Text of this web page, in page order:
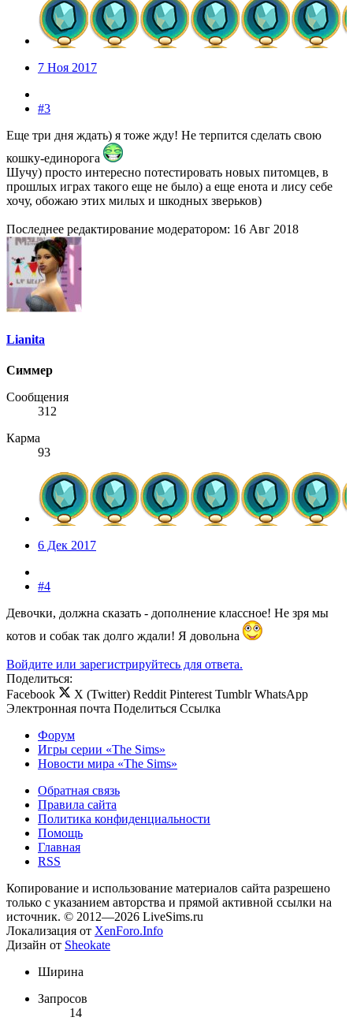
7 Ноя 2017
#3
Еще три дня ждать) я тоже жду! Не терпится сделать свою
кошку-единорога
Шучу) просто интересно потестировать новых питомцев, в
прошлых играх такого еще не было) а еще енота и лису себе
хочу, обожаю этих милых и шкодных зверьков)
Последнее редактирование модератором: 16 Авг 2018
Lianita
Симмер
Сообщения
312
Карма
93
6 Дек 2017
#4
Девочки, должна сказать - дополнение классное! Не зря мы
котов и собак так долго ждали! Я довольна
Войдите или зарегистрируйтесь для ответа.
Поделиться:
Facebook
X (Twitter) Reddit Pinterest Tumblr WhatsApp
Электронная почта Поделиться Ссылка
Форум
Игры серии «The Sims»
Новости мира «The Sims»
Обратная связь
Правила сайта
Политика конфиденциальности
Помощь
Главная
RSS
Копирование и использование материалов сайта разрешено
только с указанием авторства и прямой активной ссылки на
источник. © 2012—2026 LiveSims.ru
Локализация от XenForo.Info
Дизайн от Sheokate
Ширина
Запросов
14